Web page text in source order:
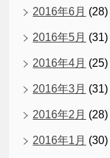
2016年6月 (28)
2016年5月 (31)
2016年4月 (25)
2016年3月 (31)
2016年2月 (28)
2016年1月 (30)